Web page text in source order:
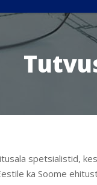
spetsialistid,
ka Soome